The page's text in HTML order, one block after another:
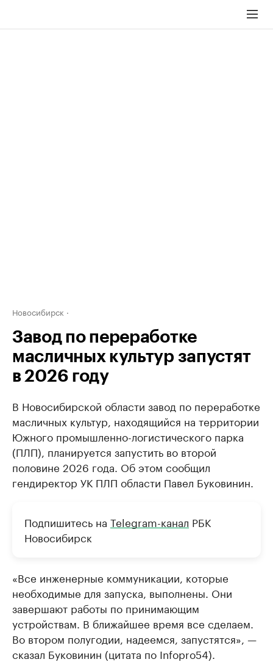
Новосибирск
Завод по переработке
масличных культур запустят
в 2026 году
В Новосибирской области завод по переработке
масличных культур, находящийся на территории
Южного промышленно-логистического парка
(ПЛП), планируется запустить во второй
половине 2026 года. Об этом сообщил
гендиректор УК ПЛП области Павел Буковинин.
Подпишитесь на Telegram-канал РБК
Новосибирск
«Все инженерные коммуникации, которые
необходимые для запуска, выполнены. Они
завершают работы по принимающим
устройствам. В ближайшее время все сделаем.
Во втором полугодии, надеемся, запустятся», —
сказал Буковинин (цитата по Infopro54).